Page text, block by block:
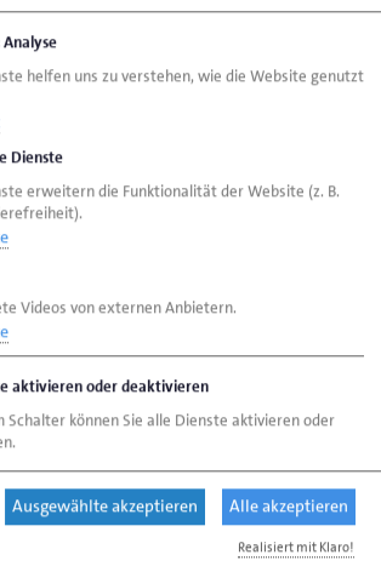
01. Juni 2026
Flensburg
Flensburg
helfen uns zu verstehen, wie die Website genutzt
Dienste
erweitern die Funktionalität der Website (z. B.
Videos von externen Anbietern.
aktivieren oder deaktivieren
Schalter können Sie alle Dienste aktivieren oder
Ausgewählte akzeptieren Alle akzeptieren
Realisiert mit Klaro!